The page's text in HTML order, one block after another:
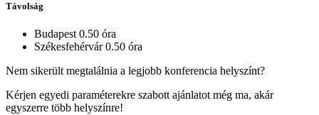
Távolság
Budapest 0.50 óra
Székesfehérvár 0.50 óra
Nem sikerült megtalálnia a legjobb konferencia helyszínt?
Kérjen egyedi paraméterekre szabott ajánlatot még ma, akár
egyszerre több helyszínre!